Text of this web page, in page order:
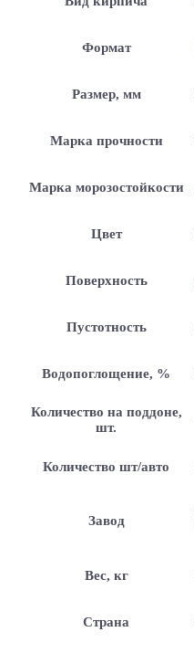
Формат
Размер, мм
Марка прочности
Марка морозостойкости
Цвет
Поверхность
Пустотность
Водопоглощение, %
Количество на поддоне,
шт.
Количество шт/авто
Завод
Вес, кг
Страна